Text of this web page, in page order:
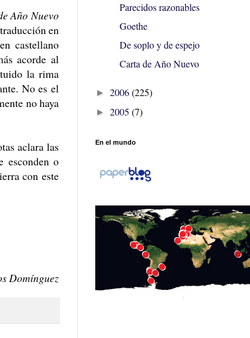
Año Nuevo
en
castellano
acorde al
la rima
No es el
no haya
aclara las
esconden o
con este
Domínguez
Parecidos razonables
Goethe
De soplo y de espejo
Carta de Año Nuevo
► 2006(225)
► 2005 (7)
En el mundo